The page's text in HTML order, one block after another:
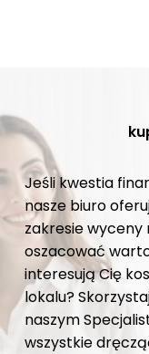
Jeśli kwestia
nasze biuro
zakresie wyceny
oszacować
interesują Cię
lokalu?
naszym
wszystkie